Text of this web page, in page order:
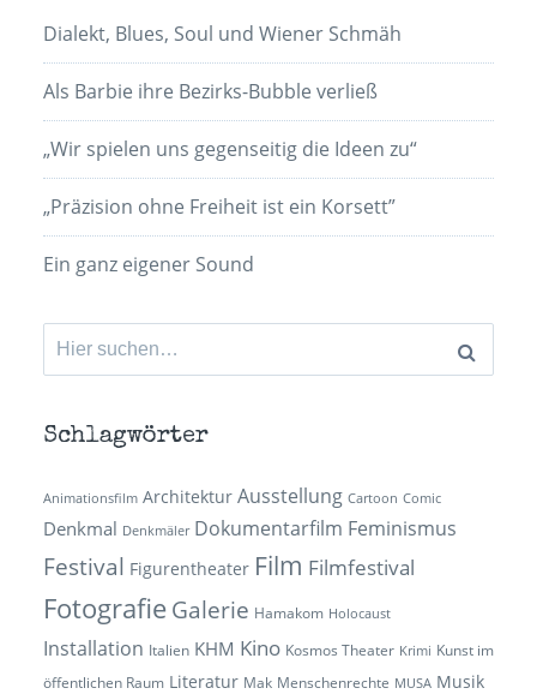
Dialekt, Blues, Soul und Wiener Schmäh
Als Barbie ihre Bezirks-Bubble verließ
„Wir spielen uns gegenseitig die Ideen zu“
„Präzision ohne Freiheit ist ein Korsett”
Ein ganz eigener Sound
Suchen
nach:
Schlagwörter
Animationsfilm Architektur Ausstellung Cartoon Comic
Denkmal Denkmäler Dokumentarfilm Feminismus
Festival Figurentheater Film Filmfestival
Fotografie Galerie Hamakom Holocaust
Installation Italien KHM Kino Kosmos Theater Krimi Kunst im
öffentlichen Raum Literatur Mak Menschenrechte MUSA Musik